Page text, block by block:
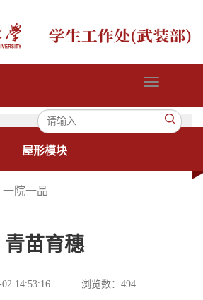
切
换
屋形模块
一院一品
青苗育穗
14:53:16 浏览数： 494